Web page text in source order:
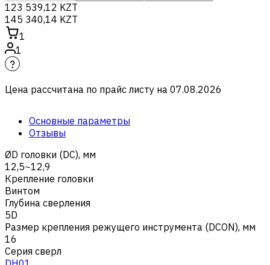
123 539,12 KZT
145 340,14 KZT
1
1
Цена рассчитана по прайс листу на 07.08.2026
Основные параметры
Отзывы
ØD головки (DC), мм
12,5~12,9
Крепление головки
Винтом
Глубина сверления
5D
Размер крепления режущего инструмента (DCON), мм
16
Серия сверл